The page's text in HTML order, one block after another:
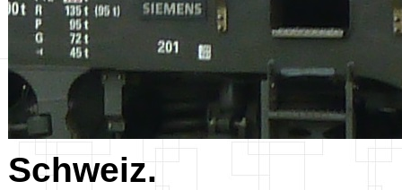
Schweiz.